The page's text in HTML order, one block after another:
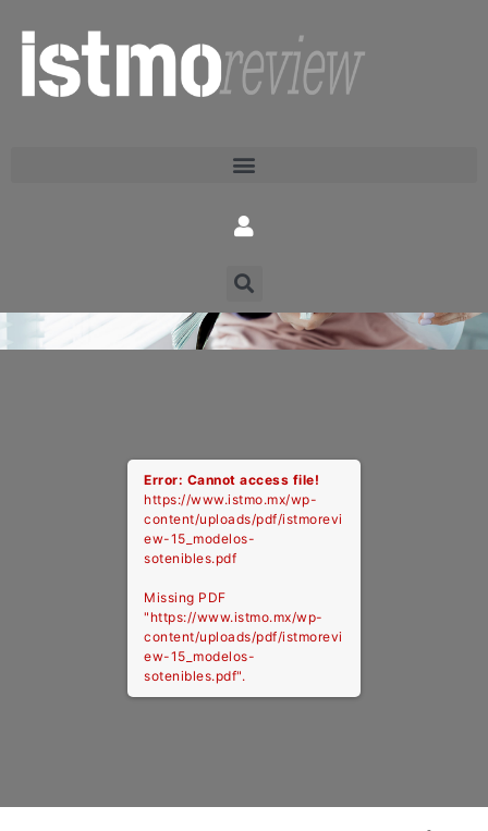
Error: Cannot access file!
https://www.istmo.mx/wp-
content/uploads/pdf/istmorevi
ew-15_modelos-
sotenibles.pdf
Missing PDF
"https://www.istmo.mx/wp-
content/uploads/pdf/istmorevi
ew-15_modelos-
sotenibles.pdf".